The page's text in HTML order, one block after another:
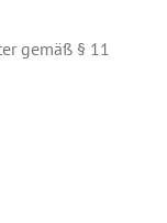
gemäß § 11